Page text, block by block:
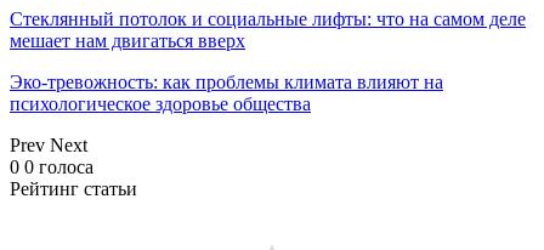
Стеклянный потолок и социальные лифты: что на самом деле
мешает нам двигаться вверх
Эко-тревожность: как проблемы климата влияют на
психологическое здоровье общества
Prev Next
0 0 голоса
Рейтинг статьи